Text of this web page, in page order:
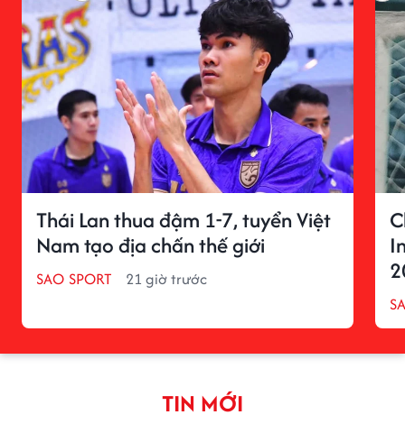
Thái Lan thua đậm 1-7, tuyển Việt
Nam tạo địa chấn thế giới
SAO SPORT 21 giờ trước
TIN MỚI